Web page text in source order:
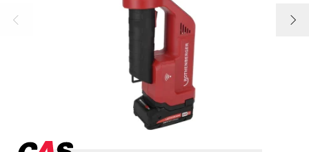
Selezione del Paese